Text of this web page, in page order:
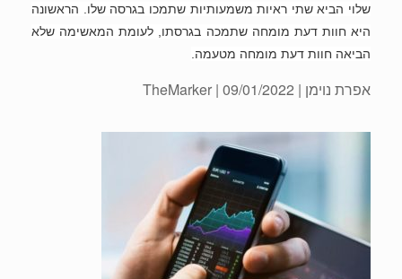
שלוי הביא שתי ראיות משמעותיות שתמכו בגרסה שלו. הראשונה
היא חוות דעת מומחה שתמכה בגרסתו, לעומת המאשימה שלא
הביאה חוות דעת מומחה מטעמה.
אפרת נוימן | 09/01/2022 | TheMarker